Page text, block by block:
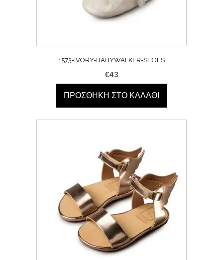
1573-IVORY-BABYWALKER-SHOES
€43
ΠΡΟΣΘΉΚΗ ΣΤΟ ΚΑΛΆΘΙ